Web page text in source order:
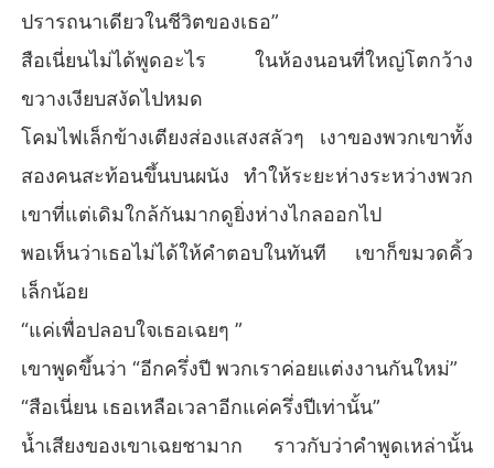
ปรารถนาเดียวในชีวิตของเธอ”
สือเนี่ยนไม่ได้พูดอะไร ในห้องนอนที่ใหญ่โตกว้าง
ขวางเงียบสงัดไปหมด
โคมไฟเล็กข้างเตียงส่องแสงสลัวๆ เงาของพวกเขาทั้ง
สองคนสะท้อนขึ้นบนผนัง ทำให้ระยะห่างระหว่างพวก
เขาที่แต่เดิมใกล้กันมากดูยิ่งห่างไกลออกไป
พอเห็นว่าเธอไม่ได้ให้คำตอบในทันที เขาก็ขมวดคิ้ว
เล็กน้อย
“แค่เพื่อปลอบใจเธอเฉยๆ ”
เขาพูดขึ้นว่า “อีกครึ่งปี พวกเราค่อยแต่งงานกันใหม่”
“สือเนี่ยน เธอเหลือเวลาอีกแค่ครึ่งปีเท่านั้น”
น้ำเสียงของเขาเฉยชามาก ราวกับว่าคำพูดเหล่านั้น